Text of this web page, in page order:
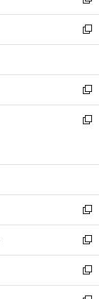
ウ
で
開
ン
ド
ウ
開
く
ウ
ィ
ン
ウ
で
開
く
し
い
ウ
ン
ド
ウ
で
新
し
ウ
ィ
ン
ド
開
新
し
い
ン
ウ
で
開
く
新
ウ
ン
ド
ウ
で
開
く
新
し
い
ウ
ィ
ン
新
し
い
ウ
新
し